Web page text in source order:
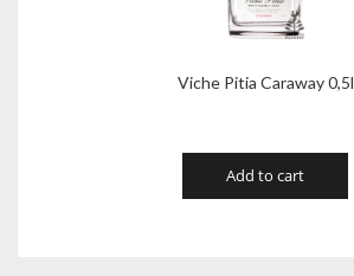
Viche Pitia Caraway 0,5l
Add to cart